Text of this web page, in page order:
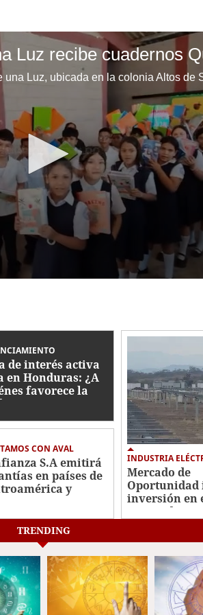
de interés activa
en Honduras: ¿A
favorece la
CON AVAL
S.A emitirá
en países de
y
INDUSTRIA
Mercado de
Oportunidad
inversión en
en Honduras
TRENDING